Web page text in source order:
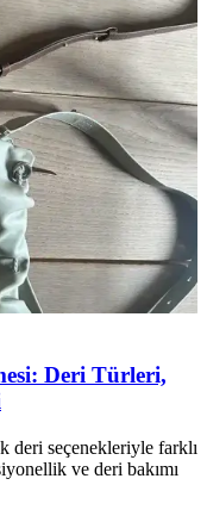
Deri Türleri,
deri seçenekleriyle farklı
ve deri bakımı